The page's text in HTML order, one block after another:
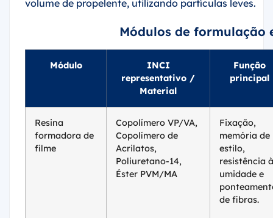
volume de propelente, utilizando partículas leves.
Módulos de formulação
Módulo
INCI
representativo /
Material
Função
principal
Resina
formadora de
filme
Copolímero VP/VA,
Copolímero de
Acrilatos,
Poliuretano-14,
Éster PVM/MA
Fixação,
memória de
estilo,
resistência à
umidade e
de fibras.